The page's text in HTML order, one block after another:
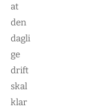
at
den
dagli
ge
drift
skal
klar